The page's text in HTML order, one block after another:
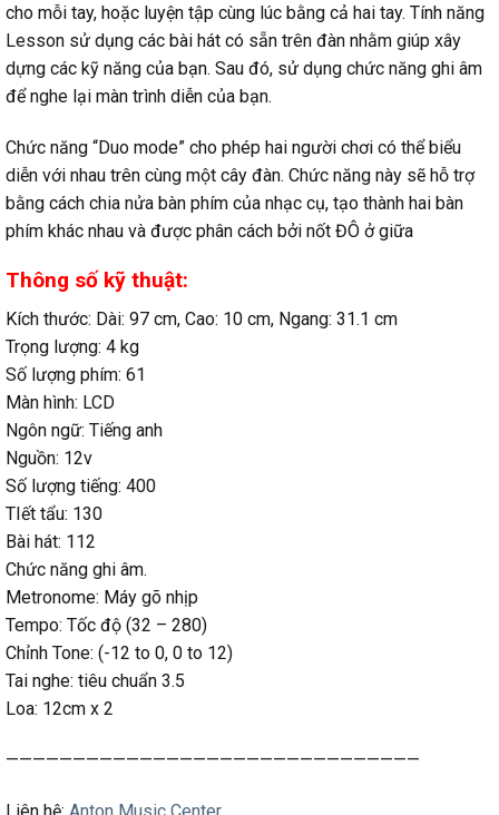
cho mỗi tay, hoặc luyện tập cùng lúc bằng cả hai tay. Tính năng
Lesson sử dụng các bài hát có sẵn trên đàn nhằm giúp xây
dựng các kỹ năng của bạn. Sau đó, sử dụng chức năng ghi âm
để nghe lại màn trình diễn của bạn.
Chức năng “Duo mode” cho phép hai người chơi có thể biểu
diễn với nhau trên cùng một cây đàn. Chức năng này sẽ hỗ trợ
bằng cách chia nửa bàn phím của nhạc cụ, tạo thành hai bàn
phím khác nhau và được phân cách bởi nốt ĐÔ ở giữa
Thông số kỹ thuật:
Kích thước: Dài: 97 cm, Cao: 10 cm, Ngang: 31.1 cm
Trọng lượng: 4 kg
Số lượng phím: 61
Màn hình: LCD
Ngôn ngữ: Tiếng anh
Nguồn: 12v
Số lượng tiếng: 400
TIết tẩu: 130
Bài hát: 112
Chức năng ghi âm.
Metronome: Máy gõ nhịp
Tempo: Tốc độ (32 – 280)
Chỉnh Tone: (-12 to 0, 0 to 12)
Tai nghe: tiêu chuẩn 3.5
Loa: 12cm x 2
———————————————————————————————
Liên hệ: Anton Music Center